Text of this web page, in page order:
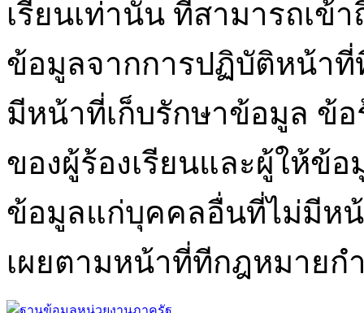
เรียนเท่านั้น ที่สามารถเข้
ข้อมูลจากการปฏิบัติหน้าที่
มีหน้าที่เก็บรักษาข้อมูล ข้อ
ของผู้ร้องเรียนและผู้ให้ข้
ข้อมูลแก่บุคคลอื่นที่ไม่มีหน้
เผยตามหน้าที่ทีกฎหมายก